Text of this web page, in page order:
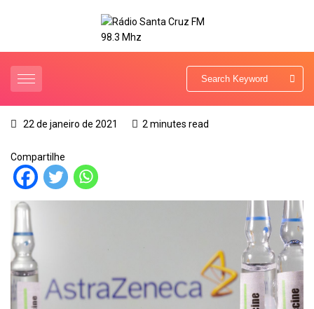
22 de janeiro de 2021 2 minutes read
Compartilhe